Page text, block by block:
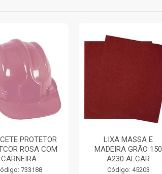
PROTETOR
ROSA COM
CARNEIRA
733188
LIXA MASSA E
MADEIRA GRÃO 150
A230 ALCAR
Código: 45203